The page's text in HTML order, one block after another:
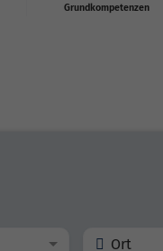
Grundkompetenzen
Ort